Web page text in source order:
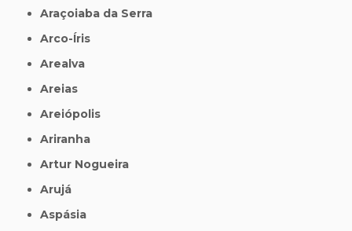
Araçoiaba da Serra
Arco-Íris
Arealva
Areias
Areiópolis
Ariranha
Artur Nogueira
Arujá
Aspásia